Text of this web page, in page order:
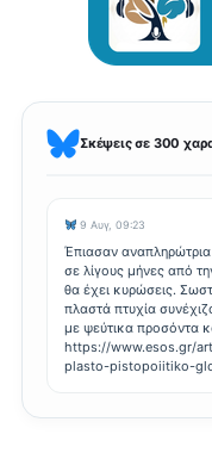
Σκέψεις σε 300
9 Αυγ, 09:23
Έπιασαν
σε λίγους μήνες από
θα έχει κυρώσεις.
πλαστά πτυχία
με ψεύτικα προσόντα
https://www.esos.gr/
plasto-pistopoiitiko-